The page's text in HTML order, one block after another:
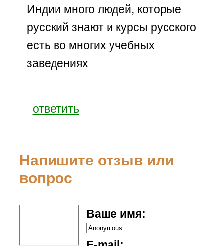
Индии много людей, которые
русский знают и курсы русского
есть во многих учебных
заведениях
ответить
Напишите отзыв или
вопрос
Ваше имя: